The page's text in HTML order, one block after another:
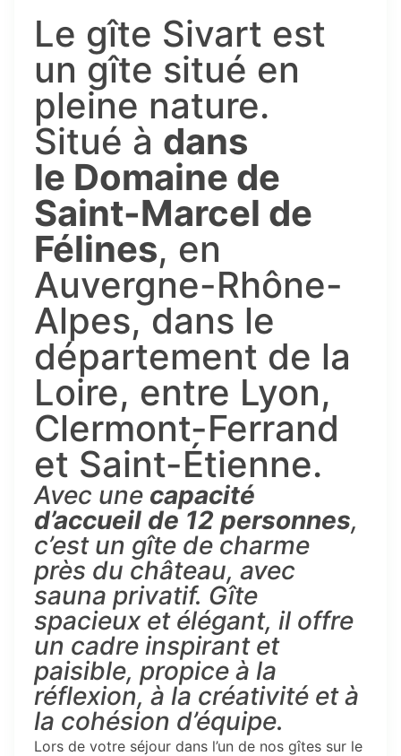
Le gîte Sivart est
un gîte situé en
pleine nature.
Situé à dans
le Domaine de
Saint-Marcel de
Félines, en
Auvergne-Rhône-
Alpes, dans le
département de la
Loire, entre Lyon,
Clermont-Ferrand
et Saint-Étienne.
Avec une capacité
d’accueil de 12 personnes,
c’est un gîte de charme
près du château, avec
sauna privatif. Gîte
spacieux et élégant, il offre
un cadre inspirant et
paisible, propice à la
réflexion, à la créativité et à
la cohésion d’équipe.
Lors de votre séjour dans l’un de nos gîtes sur le